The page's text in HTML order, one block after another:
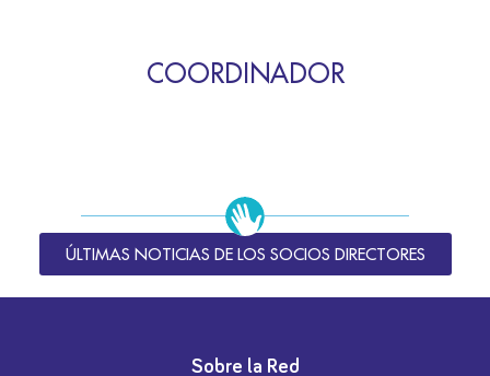
COORDINADOR
ÚLTIMAS NOTICIAS DE LOS SOCIOS DIRECTORES
Sobre la Red